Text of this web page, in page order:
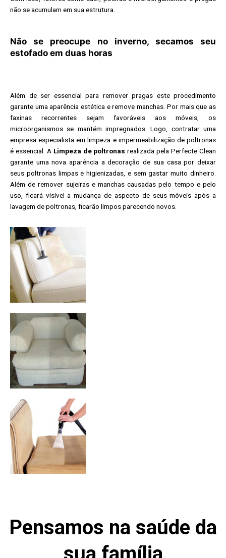
não se acumulam em sua estrutura.
Não se preocupe no inverno, secamos seu
estofado em duas horas
Além de ser essencial para remover pragas este procedimento
garante uma aparência estética e remove manchas. Por mais que as
faxinas recorrentes sejam favoráveis aos móveis, os
microorganismos se mantém impregnados. Logo, contratar uma
empresa especialista em limpeza e impermeabilização de poltronas
é essencial. A Limpeza de poltronas realizada pela Perfecte Clean
garante uma nova aparência a decoração de sua casa por deixar
seus poltronas limpas e higienizadas, e sem gastar muito dinheiro.
Além de remover sujeiras e manchas causadas pelo tempo e pelo
uso, ficará visível a mudança de aspecto de seus móveis após a
lavagem de poltronas, ficarão limpos parecendo novos.
Pensamos na saúde da